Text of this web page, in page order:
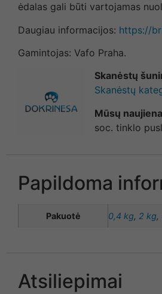
ėdalas gali būti vartojamas
Daugiau informacijos: https://
Gamintojas: Vafo Praha.
Skanėstų
Skanėstų
Mūsų
soc. tinklo
Papildoma
Pakuotė 0,4 kg, 2 kg,
Atsiliepimai